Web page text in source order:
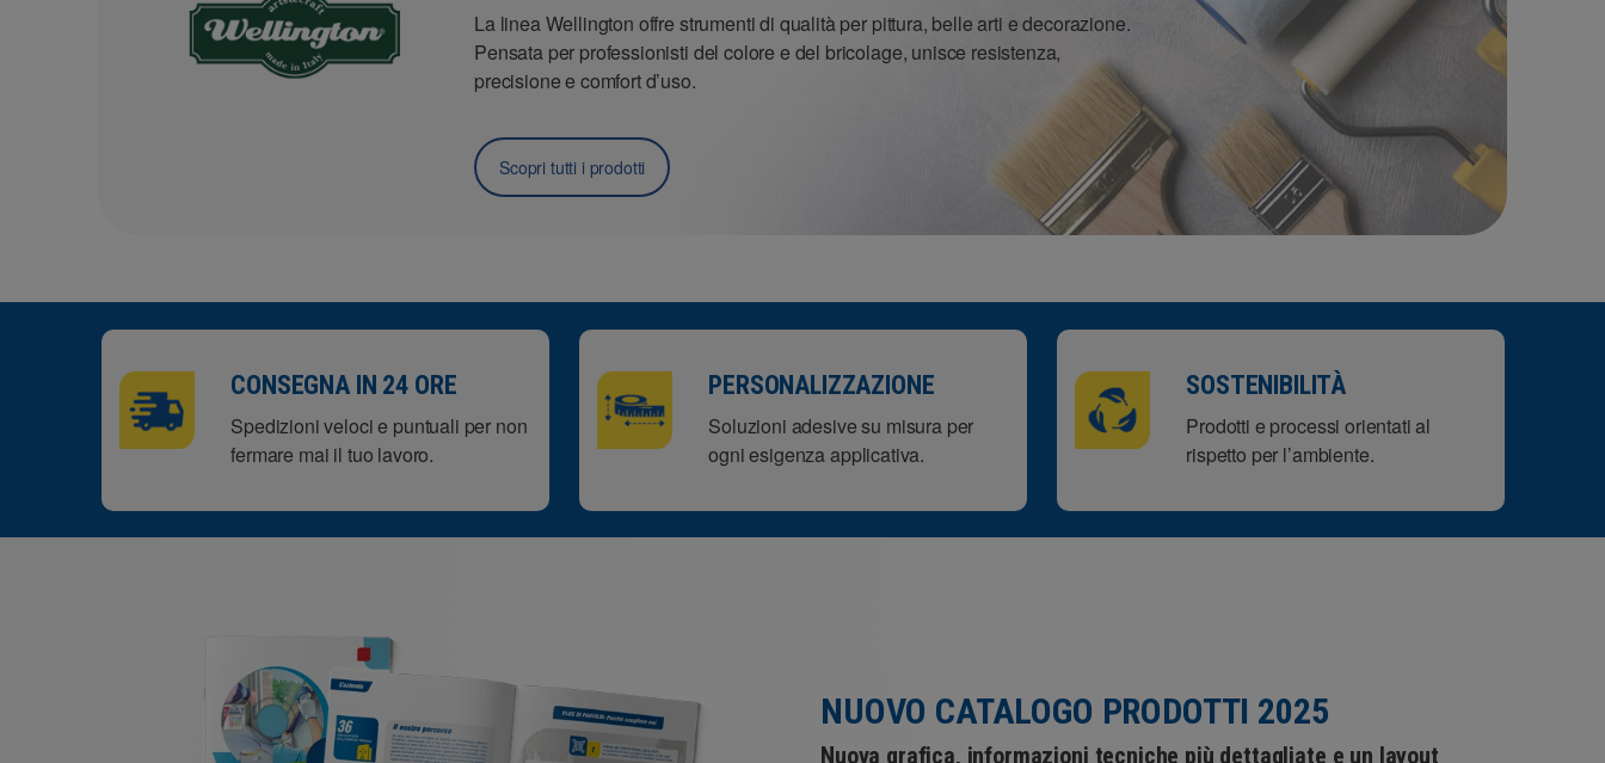
La linea Wellington offre strumenti di qualità per pittura, belle arti e decorazione.
Pensata per professionisti del colore e del bricolage, unisce resistenza,
precisione e comfort d’uso.
Scopri tutti i prodotti
CONSEGNA IN 24 ORE
Spedizioni veloci e puntuali per non
fermare mai il tuo lavoro.
PERSONALIZZAZIONE
Soluzioni adesive su misura per
ogni esigenza applicativa.
SOSTENIBILITÀ
Prodotti e processi orientati al
rispetto per l’ambiente.
NUOVO CATALOGO PRODOTTI 2025
Nuova grafica, informazioni tecniche più dettagliate e un layout